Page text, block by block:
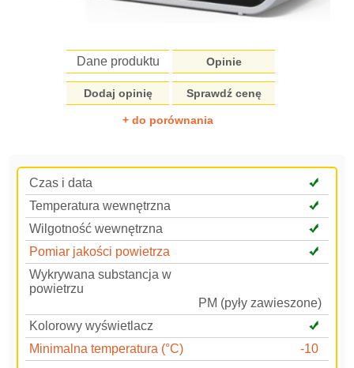
Dane produktu Opinie
Dodaj opinię Sprawdź cenę
+ do porównania
Czas i data
Temperatura wewnętrzna
Wilgotność wewnętrzna
Pomiar jakości powietrza
Wykrywana substancja w
powietrzu
PM (pyły zawieszone)
Kolorowy wyświetlacz
Minimalna temperatura (°C)
-10